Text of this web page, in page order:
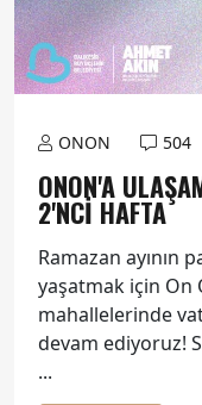
ONON 504
ONON'A
2'NCİ HAFTA
Ramazan ayının
yaşatmak için On
mahallelerinde
devam ediyoruz!
...